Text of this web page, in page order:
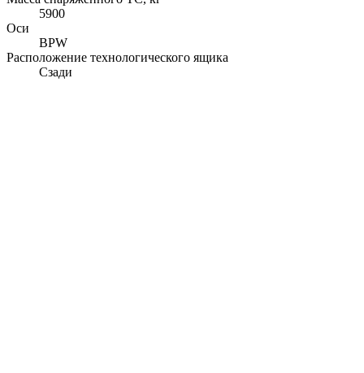
5900
Оси
BPW
Расположение технологического ящика
Сзади